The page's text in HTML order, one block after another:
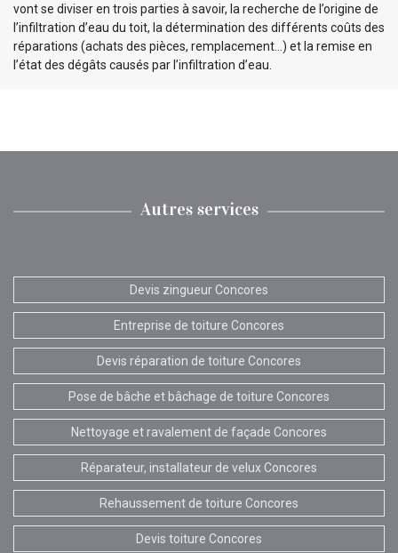
vont se diviser en trois parties à savoir, la recherche de l’origine de
l’infiltration d’eau du toit, la détermination des différents coûts des
réparations (achats des pièces, remplacement…) et la remise en
l’état des dégâts causés par l’infiltration d’eau.
Autres services
Devis zingueur Concores
Entreprise de toiture Concores
Devis réparation de toiture Concores
Pose de bâche et bâchage de toiture Concores
Nettoyage et ravalement de façade Concores
Réparateur, installateur de velux Concores
Rehaussement de toiture Concores
Devis toiture Concores